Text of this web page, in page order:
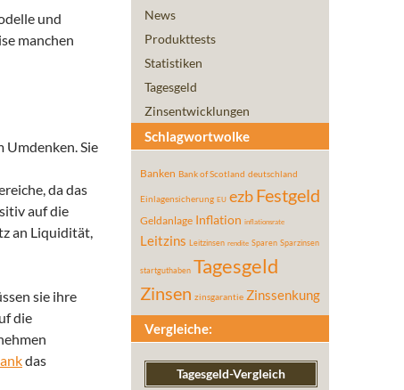
und
manchen
Sie
da das
auf die
an Liquidität,
sie ihre
die
das
News
Produkttests
Statistiken
Tagesgeld
Zinsentwicklungen
Schlagwortwolke
Banken Bank of Scotland deutschland
Einlagensicherung EU ezbFestgeld
Geldanlage Inflation inflationsrate
Leitzins Leitzinsen rendite Sparen Sparzinsen
startguthaben Tagesgeld
Zinsen zinsgarantie Zinssenkung
Vergleiche:
Tagesgeld-Vergleich